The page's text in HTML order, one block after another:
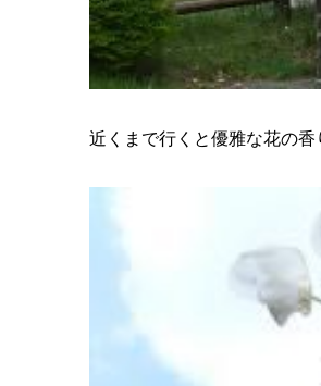
近くまで行くと優雅な花の香